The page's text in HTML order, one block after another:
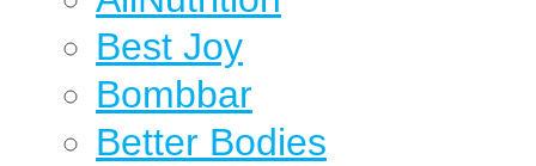
Best Joy
Bombbar
Better Bodies